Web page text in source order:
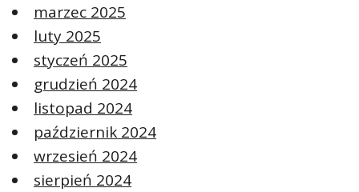
marzec 2025
luty 2025
styczeń 2025
grudzień 2024
listopad 2024
październik 2024
wrzesień 2024
sierpień 2024